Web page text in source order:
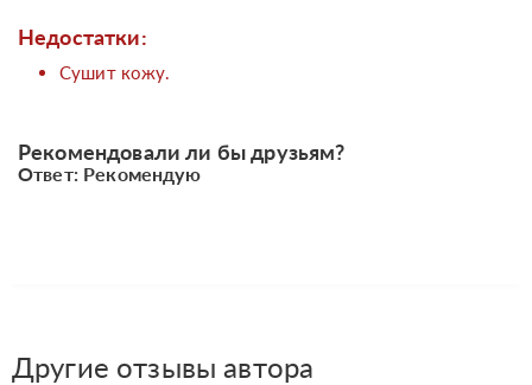
Недостатки:
Сушит кожу.
Рекомендовали ли бы друзьям?
Ответ: Рекомендую
Другие отзывы автора